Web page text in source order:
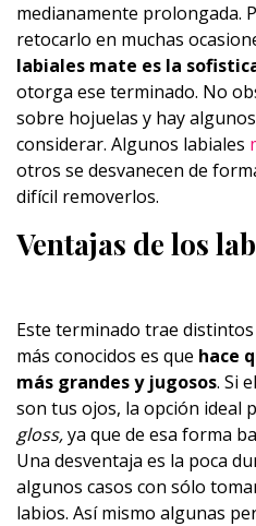
medianamente prolongada.
retocarlo en muchas
labiales mate es la
otorga ese terminado. No
sobre hojuelas y hay
considerar. Algunos labiales
otros se desvanecen de
difícil removerlos.
Ventajas de los
Este terminado trae
más conocidos es que hace
más grandes y jugosos. Si
son tus ojos, la opción ideal
gloss,ya que de esa forma
Una desventaja es la poca
algunos casos con sólo
labios. Así mismo algunas